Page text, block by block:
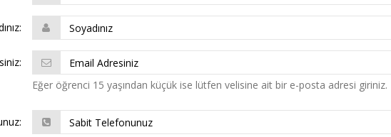
Eğer öğrenci 15 yaşından küçük ise lütfen velisine ait bir e-posta adresi giriniz.